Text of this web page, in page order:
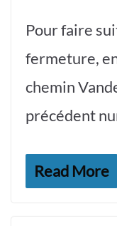
Pour faire
fermeture,
chemin
précédent
Read More